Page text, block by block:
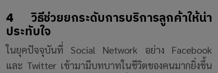
4 วิธีช่วยยกระดับการบริการลูกค้าให้น่า
ประทับใจ
ในยุคปัจจุบันที่ Social Network อย่าง Facebook
และ Twitter เข้ามามีบทบาทในชีวิตของคนมากยิ่งขึ้น